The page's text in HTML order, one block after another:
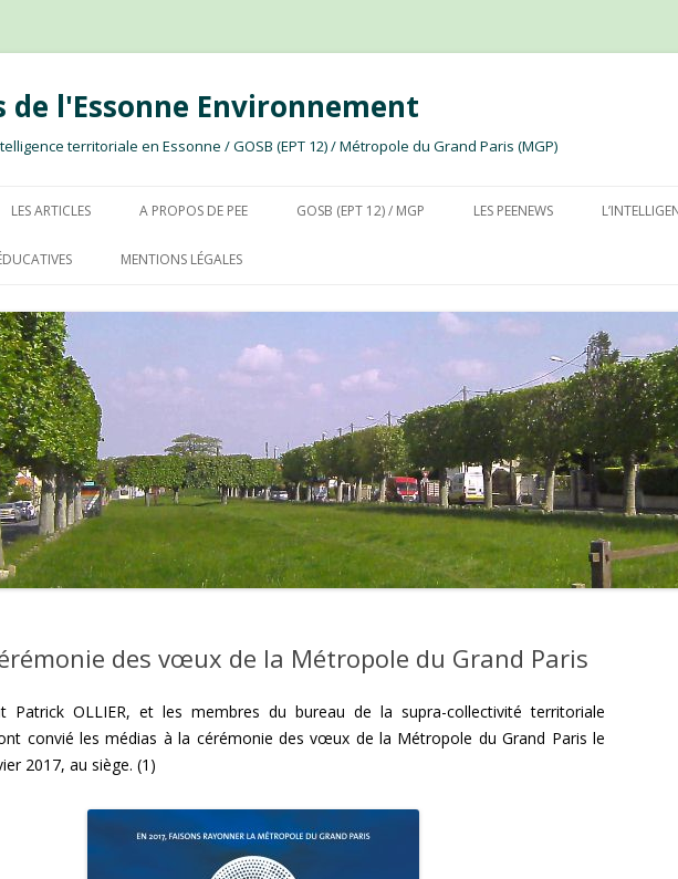
de l'Essonne Environnement
territoriale en Essonne / GOSB (EPT 12) / Métropole du Grand Paris (MGP)
LES ARTICLES A PROPOS DE PEE GOSB (EPT 12) / MGP LES PEENEWS
MENTIONS LÉGALES
des vœux de la Métropole du Grand Paris
Patrick OLLIER, et les membres du bureau de la supra-collectivité territoriale
convié les médias à la cérémonie des vœux de la Métropole du Grand Paris le
2017, au siège. (1)